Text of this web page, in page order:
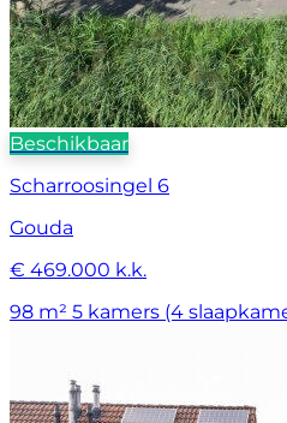
Beschikbaar
Scharroosingel 6
Gouda
€ 469.000 k.k.
98 m² 5 kamers (4